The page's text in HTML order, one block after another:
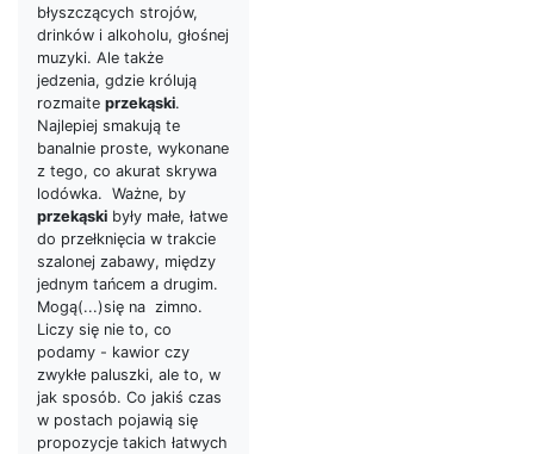
błyszczących strojów,
drinków i alkoholu, głośnej
muzyki. Ale także
jedzenia, gdzie królują
rozmaite przekąski.
Najlepiej smakują te
banalnie proste, wykonane
z tego, co akurat skrywa
lodówka. Ważne, by
przekąski były małe, łatwe
do przełknięcia w trakcie
szalonej zabawy, między
jednym tańcem a drugim.
Mogą(...)się na zimno.
Liczy się nie to, co
podamy - kawior czy
zwykłe paluszki, ale to, w
jak sposób. Co jakiś czas
w postach pojawią się
propozycje takich łatwych